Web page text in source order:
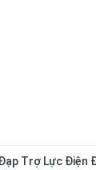
Trợ Lực Điện